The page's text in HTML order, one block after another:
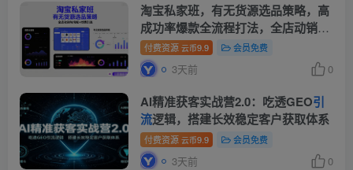
淘宝私家班，有无货源选品策略，高
成功率爆款全流程打法，全店动销与
淘短+付费引流 (更新2026年08月05
日)
付费资源 云币9.9 会员免费
3天前 0
AI精准获客实战营2.0：吃透GEO引
流逻辑，搭建长效稳定客户获取体系
付费资源 云币9.9 会员免费
3天前 0